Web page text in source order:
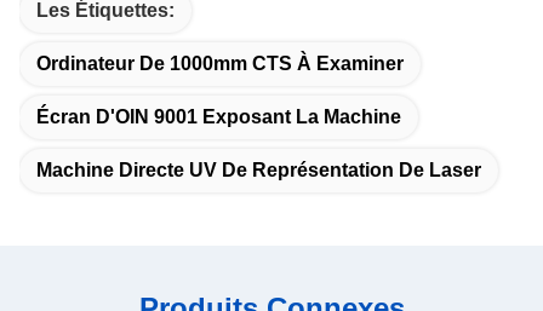
Les Étiquettes:
Ordinateur De 1000mm CTS À Examiner
Écran D'OIN 9001 Exposant La Machine
Machine Directe UV De Représentation De Laser